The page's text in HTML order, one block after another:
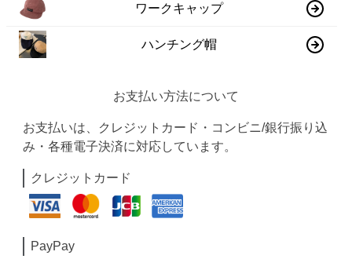
ワークキャップ
ハンチング帽
お支払い方法について
お支払いは、クレジットカード・コンビニ/銀行振り込
み・各種電子決済に対応しています。
クレジットカード
PayPay